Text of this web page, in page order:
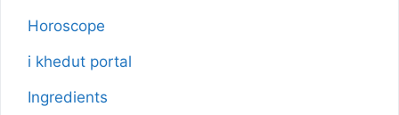
Horoscope
i khedut portal
Ingredients